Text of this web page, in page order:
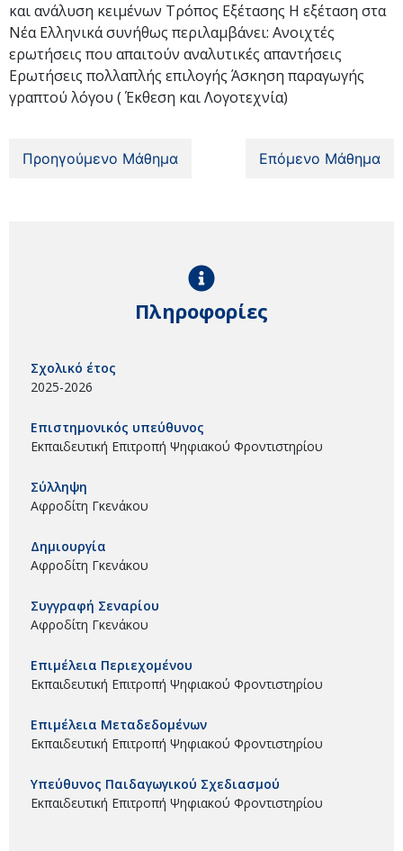
και ανάλυση κειμένων Τρόπος Εξέτασης Η εξέταση στα
Νέα Ελληνικά συνήθως περιλαμβάνει: Ανοιχτές
ερωτήσεις που απαιτούν αναλυτικές απαντήσεις
Ερωτήσεις πολλαπλής επιλογής Άσκηση παραγωγής
γραπτού λόγου ( Έκθεση και Λογοτεχνία)
Προηγούμενο Μάθημα Επόμενο Μάθημα
Πληροφορίες
Σχολικό έτος
2025-2026
Επιστημονικός υπεύθυνος
Εκπαιδευτική Επιτροπή Ψηφιακού Φροντιστηρίου
Σύλληψη
Αφροδίτη Γκενάκου
Δημιουργία
Αφροδίτη Γκενάκου
Συγγραφή Σεναρίου
Αφροδίτη Γκενάκου
Επιμέλεια Περιεχομένου
Εκπαιδευτική Επιτροπή Ψηφιακού Φροντιστηρίου
Επιμέλεια Μεταδεδομένων
Εκπαιδευτική Επιτροπή Ψηφιακού Φροντιστηρίου
Υπεύθυνος Παιδαγωγικού Σχεδιασμού
Εκπαιδευτική Επιτροπή Ψηφιακού Φροντιστηρίου